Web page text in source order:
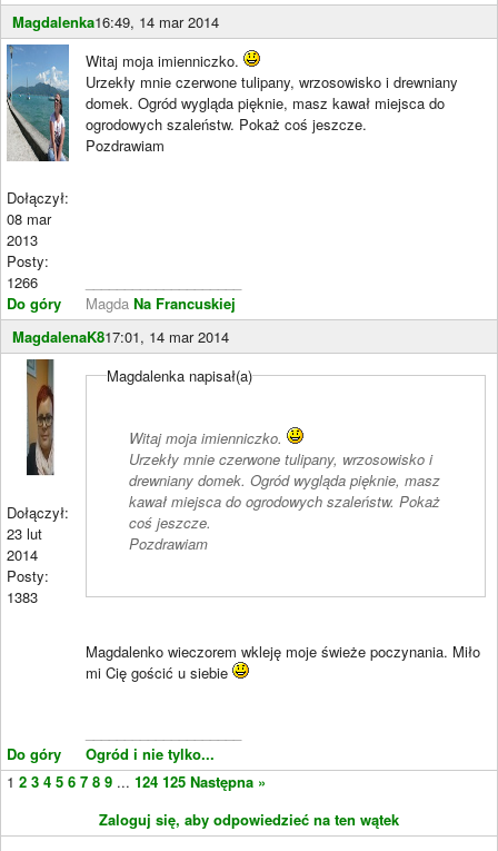
Magdalenka16:49, 14 mar 2014
Dołączył:
08 mar
2013
Posty:
1266
Do góry
Witaj moja imienniczko.
Urzekły mnie czerwone tulipany, wrzosowisko i drewniany
domek. Ogród wygląda pięknie, masz kawał miejsca do
ogrodowych szaleństw. Pokaż coś jeszcze.
Pozdrawiam
Magda Na Francuskiej
MagdalenaK817:01, 14 mar 2014
Dołączył:
23 lut
2014
Posty:
1383
Do góry
Magdalenka napisał(a)
Witaj moja imienniczko.
Urzekły mnie czerwone tulipany, wrzosowisko i
drewniany domek. Ogród wygląda pięknie, masz
kawał miejsca do ogrodowych szaleństw. Pokaż
coś jeszcze.
Pozdrawiam
Magdalenko wieczorem wkleję moje świeże poczynania. Miło
mi Cię gościć u siebie
Ogród i nie tylko...
1 2 3 4 5 6 7 8 9 ... 124 125 Następna »
Zaloguj się, aby odpowiedzieć na ten wątek